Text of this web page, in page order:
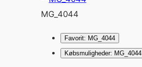
MG_4044
Favorit: MG_4044
Købsmuligheder: MG_4044